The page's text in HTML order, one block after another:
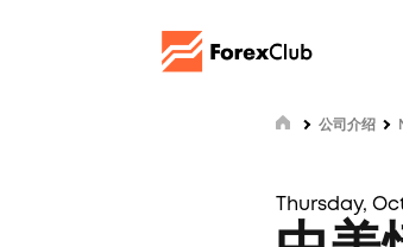
公司介绍
Thursday,